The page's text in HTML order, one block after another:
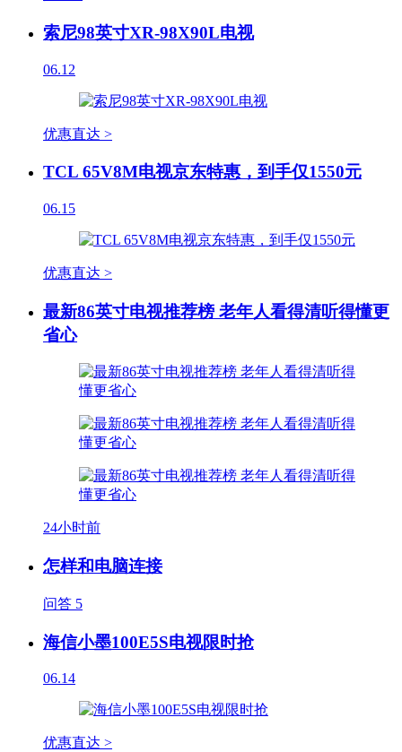
索尼98英寸XR-98X90L电视
06.12
优惠直达 >
TCL 65V8M电视京东特惠，到手仅1550元
06.15
优惠直达 >
最新86英寸电视推荐榜 老年人看得清听得懂更
省心
24小时前
怎样和电脑连接
问答 5
海信小墨100E5S电视限时抢
06.14
优惠直达 >